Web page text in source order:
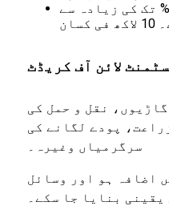
سٹوریج کی رسیدوں یا پروڈکٹ کے خلاف فنانس بینک کی طرف سے پیش کیا جائے گا۔ ذخیرہ کرنے کے وقت یا قرض کے وقت مروجہ پیداوار کی 50% تک کی زیادہ سے
لائن آف کریڈٹ
نقل و حمل کی
پودے لگانے کی
سرگرمیاں وغیرہ۔
اضافہ ہو اور وسائل
بنایا جا سکے۔